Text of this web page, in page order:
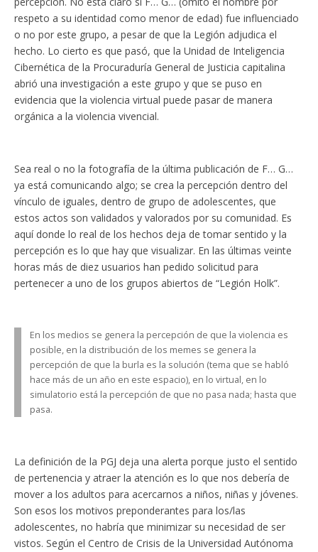
respeto a su identidad como menor de edad) fue influenciado
o no por este grupo, a pesar de que la Legión adjudica el
hecho. Lo cierto es que pasó, que la Unidad de Inteligencia
Cibernética de la Procuraduría General de Justicia capitalina
abrió una investigación a este grupo y que se puso en
evidencia que la violencia virtual puede pasar de manera
orgánica a la violencia vivencial.
Sea real o no la fotografía de la última publicación de F… G…
ya está comunicando algo; se crea la percepción dentro del
vínculo de iguales, dentro de grupo de adolescentes, que
estos actos son validados y valorados por su comunidad. Es
aquí donde lo real de los hechos deja de tomar sentido y la
percepción es lo que hay que visualizar. En las últimas veinte
horas más de diez usuarios han pedido solicitud para
pertenecer a uno de los grupos abiertos de “Legión Holk”.
En los medios se genera la percepción de que la violencia es
posible, en la distribución de los memes se genera la
percepción de que la burla es la solución (tema que se habló
hace más de un año en este espacio), en lo virtual, en lo
simulatorio está la percepción de que no pasa nada; hasta que
pasa.
La definición de la PGJ deja una alerta porque justo el sentido
de pertenencia y atraer la atención es lo que nos debería de
mover a los adultos para acercarnos a niños, niñas y jóvenes.
Son esos los motivos preponderantes para los/las
adolescentes, no habría que minimizar su necesidad de ser
vistos. Según el Centro de Crisis de la Universidad Autónoma